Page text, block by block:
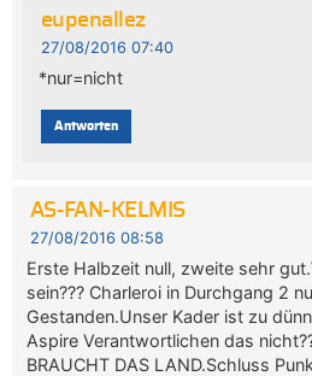
eupenallez
27/08/2016 07:40
*nur=nicht
Antworten
AS-FAN-KELMIS
27/08/2016 08:58
Erste Halbzeit null, zweite sehr
sein??? Charleroi in Durchgang 2
Gestanden.Unser Kader ist zu
Aspire Verantwortlichen das
BRAUCHT DAS LAND.Schluss